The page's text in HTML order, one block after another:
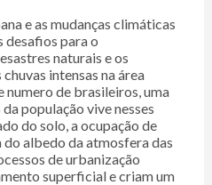
e as mudanças climáticas
desafios para o
naturais e os
intensas na área
numero de brasileiros, uma
população vive nesses
do solo, a ocupação de
do albedo da atmosfera das
de urbanização
superficial e criam um